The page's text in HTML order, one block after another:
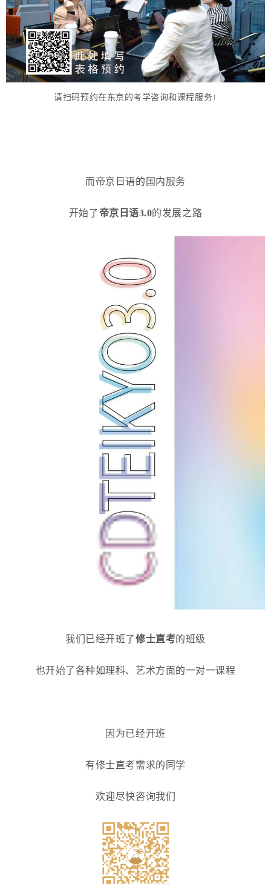
请扫码预约在东京的考学咨询和课程服务↑
而帝京日语的国内服务
开始了 帝京日语3.0的发展之路
我们已经开班了修士直考的班级
也开始了各种如理科、艺术方面的一对一课程
因为已经开班
有修士直考需求的同学
欢迎尽快咨询我们